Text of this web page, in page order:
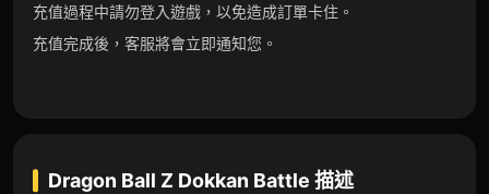
充值過程中請勿登入遊戲，以免造成訂單卡住。
充值完成後，客服將會立即通知您。
Dragon Ball Z Dokkan Battle 描述